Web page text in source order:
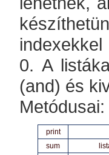
0. A
(and) és
Metódusai:
print
sum